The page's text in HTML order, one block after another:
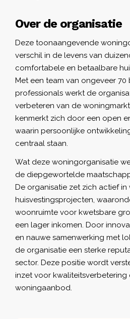
Over de organisatie
Deze toonaangevende
verschil in de levens van
comfortabele en betaalbare
Met een team van ongeveer 70
professionals werkt de
verbeteren van de
kenmerkt zich door een open
waarin persoonlijke
centraal staan.
Wat deze woningorganisatie
de diepgewortelde
De organisatie zet zich actief
huisvestingsprojecten,
woonruimte voor kwetsbare
een lager inkomen. Door
en nauwe samenwerking met
de organisatie een sterke
sector. Deze positie wordt
inzet voor
woningaanbod.